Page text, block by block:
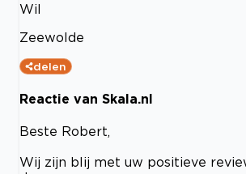
Wil
Zeewolde
delen
Reactie van Skala.nl
Beste Robert,
Wij zijn blij met uw positieve